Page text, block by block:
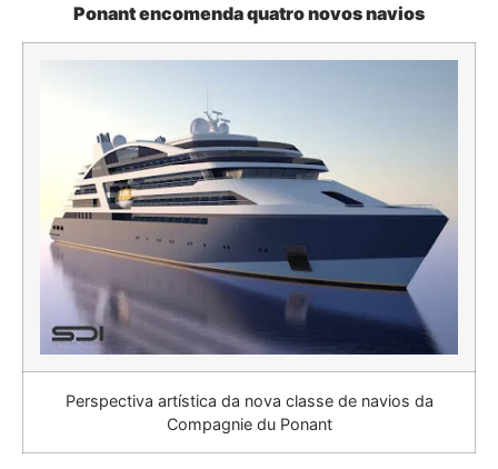
Ponant encomenda quatro novos navios
Perspectiva artística da nova classe de navios da
Compagnie du Ponant